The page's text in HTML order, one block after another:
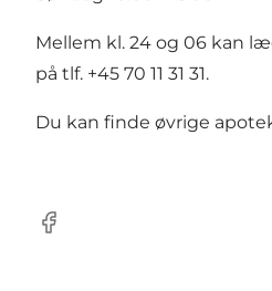
Mellem kl. 24 og 06 kan
på tlf. +45 70 11 31 31.
Du kan finde øvrige
Facebook